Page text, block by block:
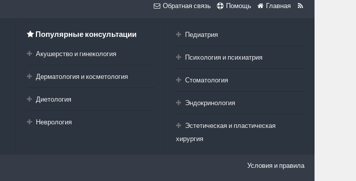
Обратная связь Помощь Главная
Популярные консультации
Акушерство и гинекология
Дерматология и косметология
Диетология
Неврология
Педиатрия
Психология и психиатрия
Стоматология
Эндокринология
Эстетическая и пластическая
хирургия
Условия и правила